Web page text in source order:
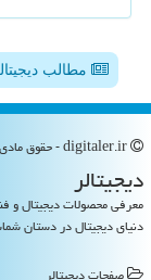
مطالب
دیجیتالر
معرفی محصولات دیجیتال و
دنیای دیجیتال در دستان